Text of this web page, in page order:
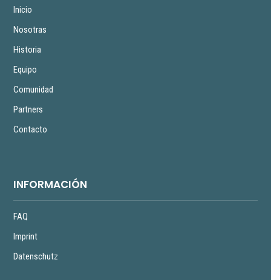
Inicio
Nosotras
Historia
Equipo
Comunidad
Partners
Contacto
INFORMACIÓN
FAQ
Imprint
Datenschutz